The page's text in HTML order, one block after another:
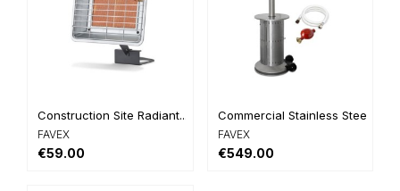
Construction Site Radiant...
FAVEX
€59.00
Commercial Stainless Steel
FAVEX
€549.00